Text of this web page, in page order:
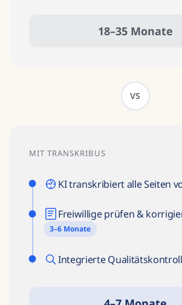
18–35 Monate
VS
MIT TRANSKRIBUS
KI transkribiert alle Seiten
Freiwillige prüfen &
3–6 Monate
Integrierte